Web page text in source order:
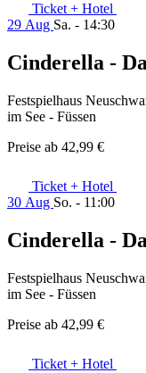
Ticket + Hotel
29 Aug Sa. - 14:30
Cinderella -
Festspielhaus
im See - Füssen
Preise ab 42,99 €
Ticket + Hotel
30 Aug So. - 11:00
Cinderella -
Festspielhaus
im See - Füssen
Preise ab 42,99 €
Ticket + Hotel